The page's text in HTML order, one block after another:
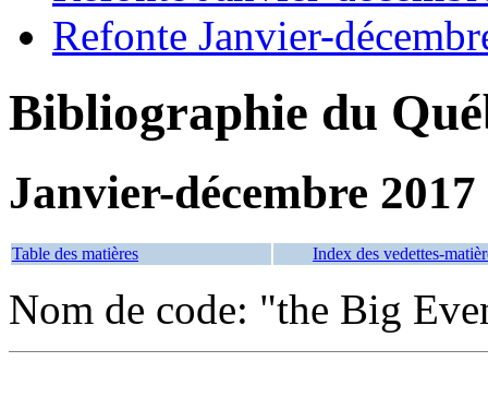
Refonte Janvier-
Bibliographie du
Janvier-décembre 2017
Table des matières Index des vedettes-
Nom de code: "the Big